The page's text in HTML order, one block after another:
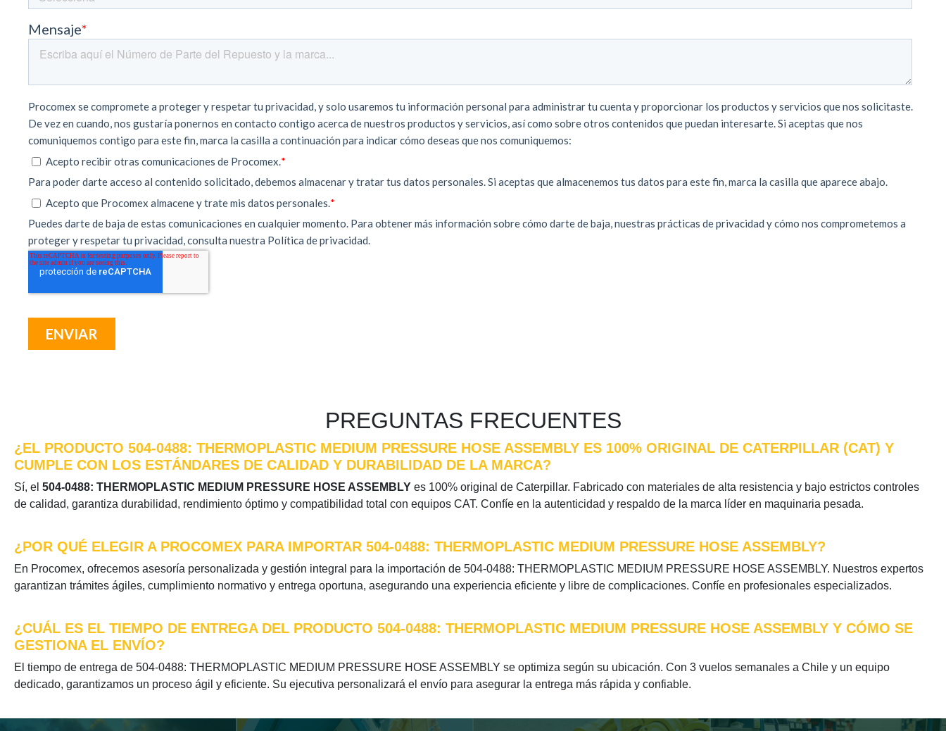
PREGUNTAS FRECUENTES
¿EL PRODUCTO 504-0488: THERMOPLASTIC MEDIUM PRESSURE HOSE ASSEMBLY ES 100% ORIGINAL DE CATERPILLAR (CAT) Y
CUMPLE CON LOS ESTÁNDARES DE CALIDAD Y DURABILIDAD DE LA MARCA?
Sí, el 504-0488: THERMOPLASTIC MEDIUM PRESSURE HOSE ASSEMBLY es 100% original de Caterpillar. Fabricado con materiales de alta resistencia y bajo estrictos controles
de calidad, garantiza durabilidad, rendimiento óptimo y compatibilidad total con equipos CAT. Confíe en la autenticidad y respaldo de la marca líder en maquinaria pesada.
¿POR QUÉ ELEGIR A PROCOMEX PARA IMPORTAR 504-0488: THERMOPLASTIC MEDIUM PRESSURE HOSE ASSEMBLY?
En Procomex, ofrecemos asesoría personalizada y gestión integral para la importación de 504-0488: THERMOPLASTIC MEDIUM PRESSURE HOSE ASSEMBLY. Nuestros expertos
garantizan trámites ágiles, cumplimiento normativo y entrega oportuna, asegurando una experiencia eficiente y libre de complicaciones. Confíe en profesionales especializados.
¿CUÁL ES EL TIEMPO DE ENTREGA DEL PRODUCTO 504-0488: THERMOPLASTIC MEDIUM PRESSURE HOSE ASSEMBLY Y CÓMO SE
GESTIONA EL ENVÍO?
El tiempo de entrega de 504-0488: THERMOPLASTIC MEDIUM PRESSURE HOSE ASSEMBLY se optimiza según su ubicación. Con 3 vuelos semanales a Chile y un equipo
dedicado, garantizamos un proceso ágil y eficiente. Su ejecutiva personalizará el envío para asegurar la entrega más rápida y confiable.